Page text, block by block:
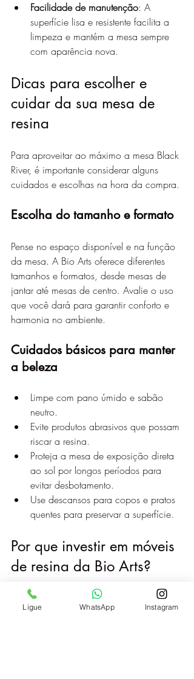
Facilidade de manutenção: A
superfície lisa e resistente facilita a
limpeza e mantém a mesa sempre
com aparência nova.
Dicas para escolher e
cuidar da sua mesa de
resina
Para aproveitar ao máximo a mesa Black
River, é importante considerar alguns
cuidados e escolhas na hora da compra.
Escolha do tamanho e formato
Pense no espaço disponível e na função
da mesa. A Bio Arts oferece diferentes
tamanhos e formatos, desde mesas de
jantar até mesas de centro. Avalie o uso
que você dará para garantir conforto e
harmonia no ambiente.
Cuidados básicos para manter
a beleza
Limpe com pano úmido e sabão
neutro.
Evite produtos abrasivos que possam
riscar a resina.
Proteja a mesa de exposição direta
ao sol por longos períodos para
evitar desbotamento.
Use descansos para copos e pratos
quentes para preservar a superfície.
Por que investir em móveis
de resina da Bio Arts?
A Bio Arts é referência em móveis de
resina no Brasil, reconhecida pela
Ligue WhatsApp Instagram